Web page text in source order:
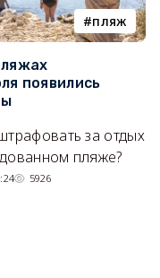
пляж
появились
за отдых
пляже?
5926